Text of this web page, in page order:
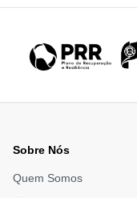
Sobre Nós
Quem Somos